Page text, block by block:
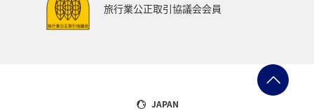
旅行業公正取引協議会会員
JAPAN